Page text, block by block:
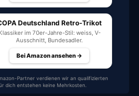
Deutschland Retro-Trikot
im 70er-Jahre-Stil: weiss, V-
Ausschnitt, Bundesadler.
Bei Amazon ansehen →
Partner verdienen wir an qualifizierten
dich entstehen keine Mehrkosten.